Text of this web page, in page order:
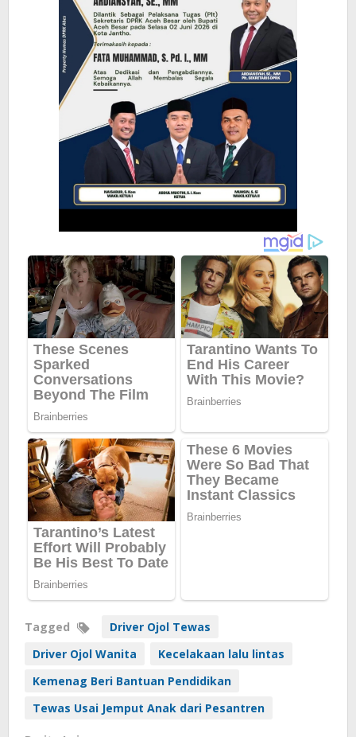
Tagged
Driver Ojol Tewas
Driver Ojol Wanita
Kecelakaan lalu lintas
Kemenag Beri Bantuan Pendidikan
Tewas Usai Jemput Anak dari Pesantren